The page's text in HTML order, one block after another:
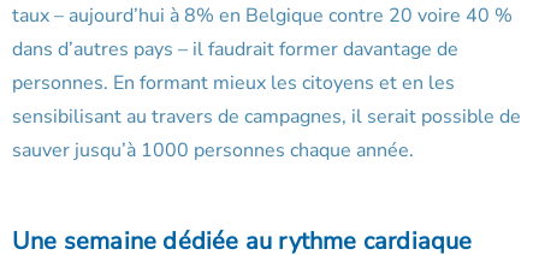
taux – aujourd’hui à 8% en Belgique contre 20 voire 40 %
dans d’autres pays – il faudrait former davantage de
personnes. En formant mieux les citoyens et en les
sensibilisant au travers de campagnes, il serait possible de
sauver jusqu’à 1000 personnes chaque année.
Une semaine dédiée au rythme cardiaque